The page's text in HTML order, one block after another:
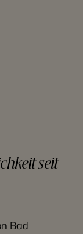
seit
Bad